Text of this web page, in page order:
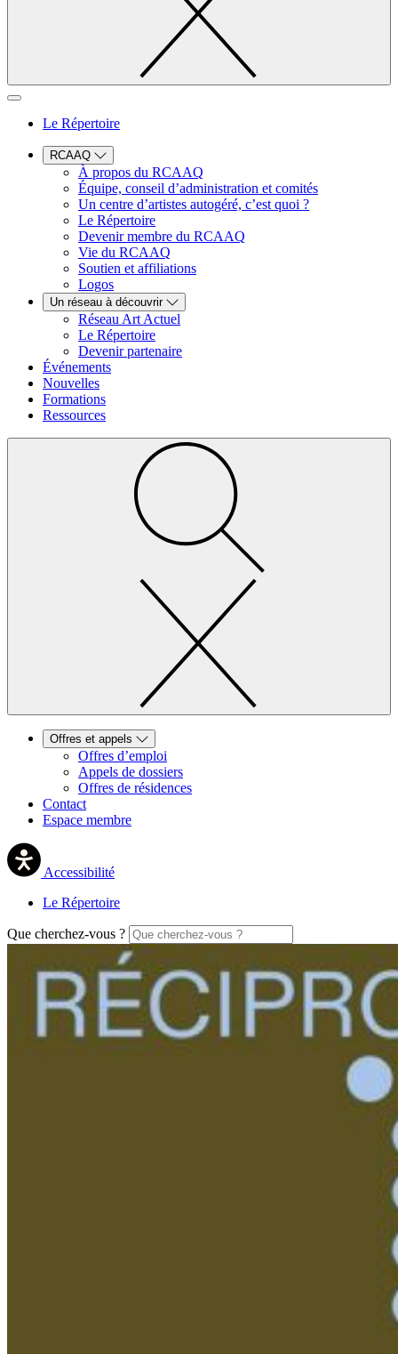
Le Répertoire
RCAAQ
À propos du RCAAQ
Équipe, conseil d’administration et comités
Un centre d’artistes autogéré, c’est quoi ?
Le Répertoire
Devenir membre du RCAAQ
Vie du RCAAQ
Soutien et affiliations
Logos
Un réseau à découvrir
Réseau Art Actuel
Le Répertoire
Devenir partenaire
Événements
Nouvelles
Formations
Ressources
Offres et appels
Offres d’emploi
Appels de dossiers
Offres de résidences
Contact
Espace membre
Accessibilité
Le Répertoire
Que cherchez-vous ?